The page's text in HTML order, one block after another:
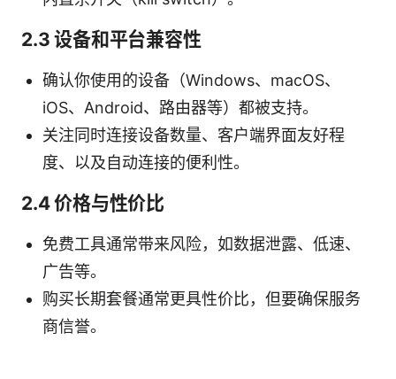
2.3 设备和平台兼容性
确认你使用的设备（Windows、macOS、
iOS、Android、路由器等）都被支持。
关注同时连接设备数量、客户端界面友好程
度、以及自动连接的便利性。
2.4 价格与性价比
免费工具通常带来风险，如数据泄露、低速、
广告等。
购买长期套餐通常更具性价比，但要确保服务
商信誉。